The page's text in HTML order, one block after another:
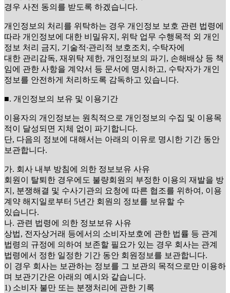
경우 사전 동의를 받도록 하겠습니다.
개인정보의 처리를 위탁하는 경우 개인정보 보호 관련 법령에
따라 개인정보에 대한 비밀유지, 위탁 업무 수행목적 외 개인
정보 처리 금지, 기술적∙관리적 보호조치, 수탁자에
대한 관리감독, 재위탁 제한, 개인정보의 파기, 손해배상 등 책
임에 관한 사항을 계약서 등 문서에 명시하고, 수탁자가 개인
정보를 안전하게 처리하도록 감독하고 있습니다.
■. 개인정보의 보유 및 이용기간
이용자의 개인정보는 원칙적으로 개인정보의 수집 및 이용목
적이 달성되면 지체 없이 파기합니다.
단, 다음의 정보에 대해서는 아래의 이유로 명시한 기간 동안
보관합니다.
가. 회사 내부 방침에 의한 정보보유 사유
회원이 탈퇴한 경우에도 불량회원의 부정한 이용의 재발을 방
지, 분쟁해결 및 수사기관의 요청에 따른 협조를 위하여, 이용
계약 해지일로부터 5년간 회원의 정보를 보유할 수
있습니다.
나. 관련 법령에 의한 정보보유 사유
상법, 전자상거래 등에서의 소비자보호에 관한 법률 등 관계
법령의 규정에 의하여 보존할 필요가 있는 경우 회사는 관계
법령에서 정한 일정한 기간 동안 회원정보를 보관합니다.
이 경우 회사는 보관하는 정보를 그 보관의 목적으로만 이용하
며 보관기간은 아래의 예시와 같습니다.
1) 소비자 불만 또는 분쟁처리에 관한 기록